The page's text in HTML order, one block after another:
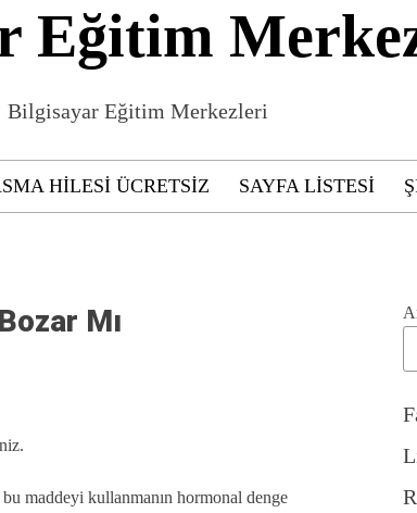
Eğitim
Bilgisayar Eğitim Merkezleri
HILESI ÜCRETSIZ SAYFA LISTESI
Mı
bu maddeyi kullanmanın hormonal denge